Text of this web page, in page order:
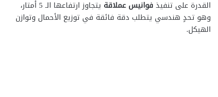
القدرة على تنفيذفوانيس عملاقة
يتجاوز ارتفاعها الـ 5 أمتار،
وهو تحدٍ هندسي يتطلب دقة فائقة في توزيع الأحمال وتوازن
الهيكل.